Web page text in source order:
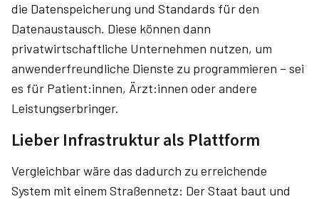
die Datenspeicherung und Standards für den
Datenaustausch. Diese können dann
privatwirtschaftliche Unternehmen nutzen, um
anwenderfreundliche Dienste zu programmieren – sei
es für Patient:innen, Ärzt:innen oder andere
Leistungserbringer.
Lieber Infrastruktur als Plattform
Vergleichbar wäre das dadurch zu erreichende
System mit einem Straßennetz: Der Staat baut und